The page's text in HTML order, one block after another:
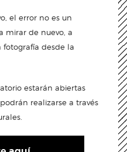
el error no es un
mirar de nuevo, a
desde la
estarán abiertas
realizarse a través